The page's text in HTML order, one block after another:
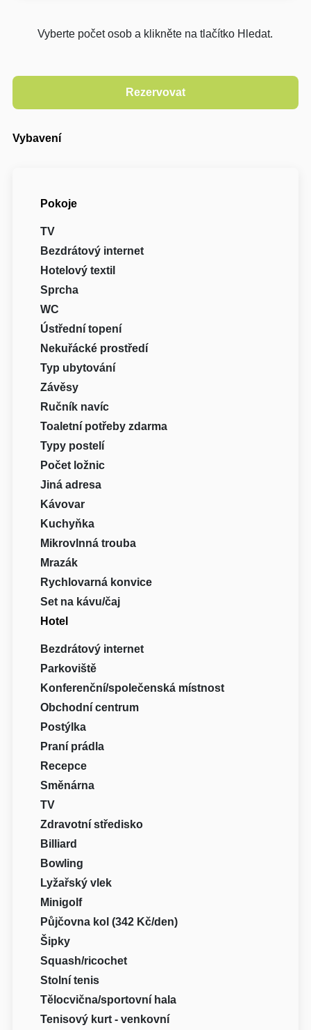
Vyberte počet osob a klikněte na tlačítko Hledat.
Vybavení
Pokoje
TV
Bezdrátový internet
Hotelový textil
Sprcha
WC
Ústřední topení
Nekuřácké prostředí
Typ ubytování
Závěsy
Ručník navíc
Toaletní potřeby zdarma
Typy postelí
Počet ložnic
Jiná adresa
Kávovar
Kuchyňka
Mikrovlnná trouba
Mrazák
Rychlovarná konvice
Set na kávu/čaj
Hotel
Bezdrátový internet
Parkoviště
Konferenční/společenská místnost
Obchodní centrum
Postýlka
Praní prádla
Recepce
Směnárna
TV
Zdravotní středisko
Billiard
Bowling
Lyžařský vlek
Minigolf
Půjčovna kol (342 Kč/den)
Šipky
Squash/ricochet
Stolní tenis
Tělocvična/sportovní hala
Tenisový kurt - venkovní